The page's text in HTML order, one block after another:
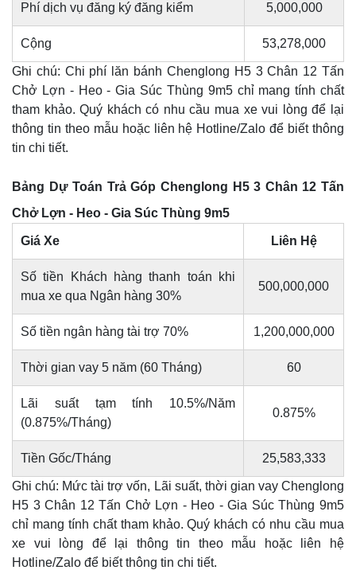
Phí dịch vụ đăng ký đăng kiểm 5,000,000
Cộng 53,278,000
Ghi chú: Chi phí lăn bánh Chenglong H5 3 Chân 12 Tấn
Chở Lợn - Heo - Gia Súc Thùng 9m5 chỉ mang tính chất
tham khảo. Quý khách có nhu cầu mua xe vui lòng để lại
thông tin theo mẫu hoặc liên hệ Hotline/Zalo để biết thông
tin chi tiết.
Bảng Dự Toán Trả Góp Chenglong H5 3 Chân 12 Tấn
Chở Lợn - Heo - Gia Súc Thùng 9m5
Giá Xe Liên Hệ
Số tiền Khách hàng thanh toán khi
mua xe qua Ngân hàng 30%
500,000,000
Số tiền ngân hàng tài trợ 70% 1,200,000,000
Thời gian vay 5 năm (60 Tháng) 60
Lãi suất tạm tính 10.5%/Năm
(0.875%/Tháng)
0.875%
Tiền Gốc/Tháng 25,583,333
Ghi chú: Mức tài trợ vốn, Lãi suất, thời gian vay Chenglong
H5 3 Chân 12 Tấn Chở Lợn - Heo - Gia Súc Thùng 9m5
chỉ mang tính chất tham khảo. Quý khách có nhu cầu mua
xe vui lòng để lại thông tin theo mẫu hoặc liên hệ
Hotline/Zalo để biết thông tin chi tiết.